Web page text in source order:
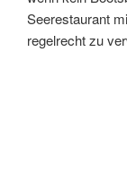
Seerestaurant
regelrecht zu